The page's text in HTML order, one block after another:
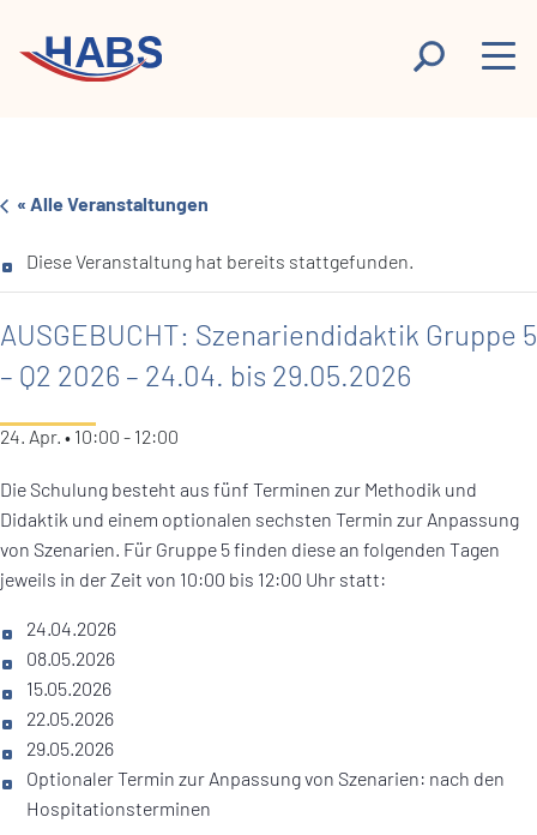
« Alle Veranstaltungen
Diese Veranstaltung hat bereits stattgefunden.
AUSGEBUCHT: Szenariendidaktik Gruppe 5
– Q2 2026 – 24.04. bis 29.05.2026
24. Apr. • 10:00 - 12:00
Die Schulung besteht aus fünf Terminen zur Methodik und
Didaktik und einem optionalen sechsten Termin zur Anpassung
von Szenarien. Für Gruppe 5 finden diese an folgenden Tagen
jeweils in der Zeit von 10:00 bis 12:00 Uhr statt:
24.04.2026
08.05.2026
15.05.2026
22.05.2026
29.05.2026
Optionaler Termin zur Anpassung von Szenarien: nach den
Hospitationsterminen